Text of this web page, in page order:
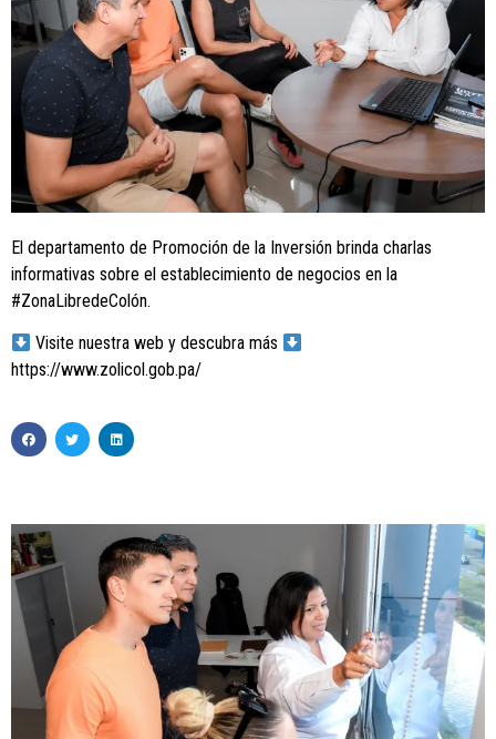
El departamento de Promoción de la Inversión brinda charlas
informativas sobre el establecimiento de negocios en la
#ZonaLibredeColón.
Visite nuestra web y descubra más
https://www.zolicol.gob.pa/